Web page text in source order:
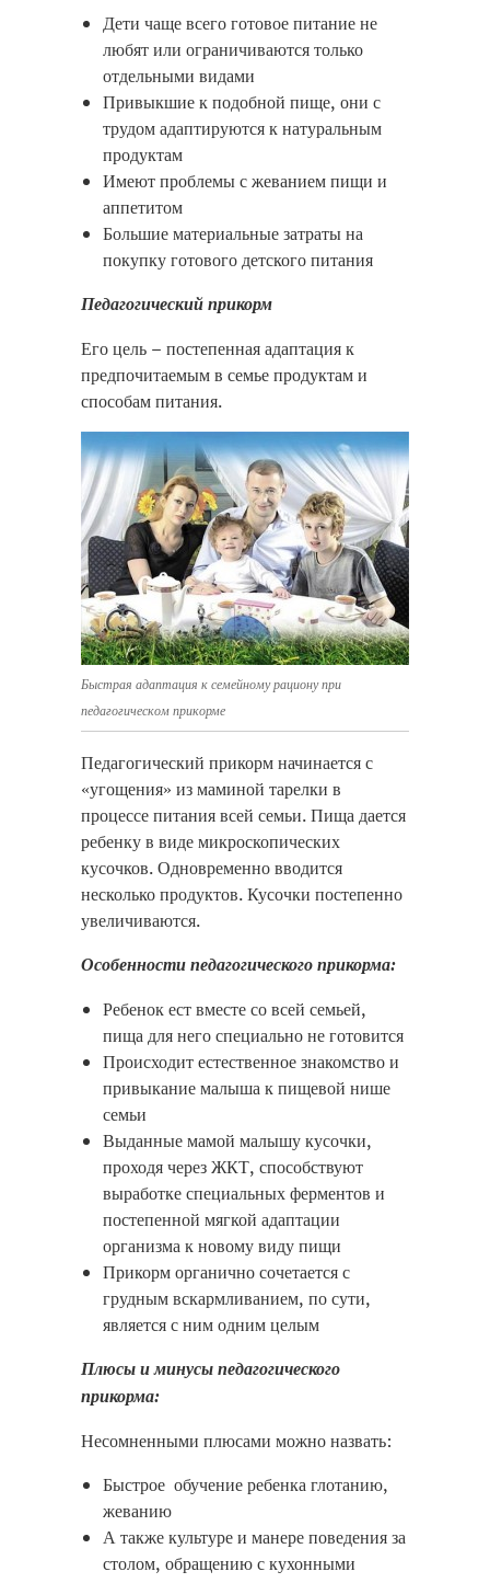
Дети чаще всего готовое питание не
любят или ограничиваются только
отдельными видами
Привыкшие к подобной пище, они с
трудом адаптируются к натуральным
продуктам
Имеют проблемы с жеванием пищи и
аппетитом
Большие материальные затраты на
покупку готового детского питания
Педагогический прикорм
Его цель – постепенная адаптация к
предпочитаемым в семье продуктам и
способам питания.
Быстрая адаптация к семейному рациону при
педагогическом прикорме
Педагогический прикорм начинается с
«угощения» из маминой тарелки в
процессе питания всей семьи. Пища дается
ребенку в виде микроскопических
кусочков. Одновременно вводится
несколько продуктов. Кусочки постепенно
увеличиваются.
Особенности педагогического прикорма:
Ребенок ест вместе со всей семьей,
пища для него специально не готовится
Происходит естественное знакомство и
привыкание малыша к пищевой нише
семьи
Выданные мамой малышу кусочки,
проходя через ЖКТ, способствуют
выработке специальных ферментов и
постепенной мягкой адаптации
организма к новому виду пищи
Прикорм органично сочетается с
грудным вскармливанием, по сути,
является с ним одним целым
Плюсы и минусы педагогического
прикорма:
Несомненными плюсами можно назвать:
Быстрое обучение ребенка глотанию,
жеванию
А также культуре и манере поведения за
столом, обращению с кухонными